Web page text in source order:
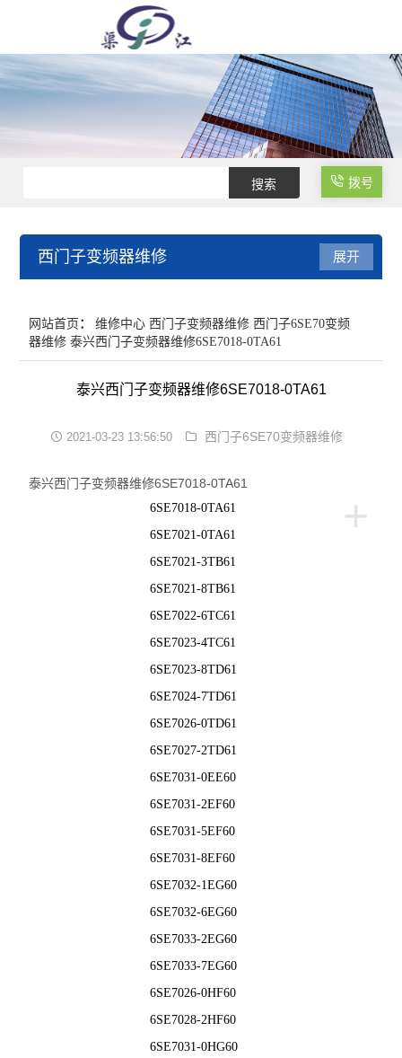
拨号
西门子变频器维修 展开
网站首页 ： 维修中心 西门子变频器维修 西门子6SE70变频
器维修 泰兴西门子变频器维修6SE7018-0TA61
泰兴西门子变频器维修6SE7018-0TA61
2021-03-23 13:56:50 西门子6SE70变频器维修
泰兴西门子变频器维修6SE7018-0TA61
+
6SE7018-0TA61
6SE7021-0TA61
6SE7021-3TB61
6SE7021-8TB61
6SE7022-6TC61
6SE7023-4TC61
6SE7023-8TD61
6SE7024-7TD61
6SE7026-0TD61
6SE7027-2TD61
6SE7031-0EE60
6SE7031-2EF60
6SE7031-5EF60
6SE7031-8EF60
6SE7032-1EG60
6SE7032-6EG60
6SE7033-2EG60
6SE7033-7EG60
6SE7026-0HF60
6SE7028-2HF60
6SE7031-0HG60